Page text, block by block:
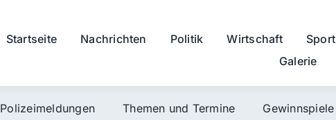
Startseite Nachrichten Politik Wirtschaft Sport
Galerie
Polizeimeldungen Themen und Termine Gewinnspiele